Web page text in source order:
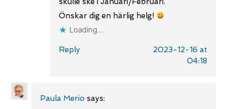
Önskar dig en härlig helg!
Loading...
Reply
2023-12-16 at
04:18
Paula Merio says: